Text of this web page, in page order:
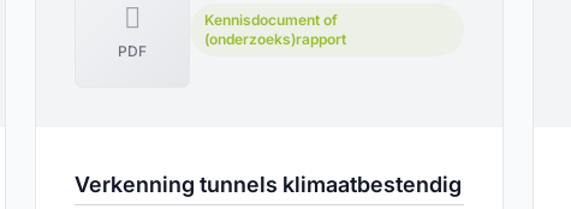
PDF
Kennisdocument of
(onderzoeks)rapport
Verkenning tunnels klimaatbestendig